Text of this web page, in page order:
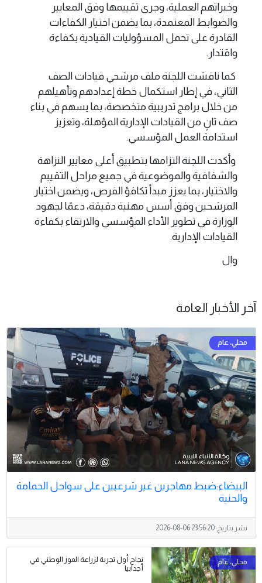
وخبراتهم العملية، وجرى تقييمها وفق المعايير
والضوابط المعتمدة، بما يضمن اختيار الكفاءات
القادرة على تحمل المسؤوليات القيادية بكفاءة
واقتدار.
كما ناقشت اللجنة ملف مرشحي قيادات الصف
الثاني، في إطار استكمال خطة إعدادهم وتأهيلهم
من خلال برامج تدريبية متخصصة، بما يسهم في بناء
صف ثانٍ من القيادات الإدارية المؤهلة، وتعزيز
استدامة العمل المؤسسي.
وأكدت اللجنة التزامها بتطبيق أعلى معايير النزاهة
والشفافية والموضوعية في جميع مراحل التقييم
والاختيار، بما يعزز مبدأ تكافؤ الفرص، ويضمن اختيار
المرشحين وفق أسس مهنية دقيقة، دعمًا لجهود
الوزارة في تطوير الأداء المؤسسي والارتقاء بكفاءة
القيادات الإدارية.
وال
آخر الأخبار العامة
البيضاء:ضبط مهاجرين غير شرعيين على سواحل الحمامة
والحنية
نشر بتاريخ:2026-08-06 23:56:20
نجاح أول تجربة لزراعة الموز الوطني في
أجدابيا